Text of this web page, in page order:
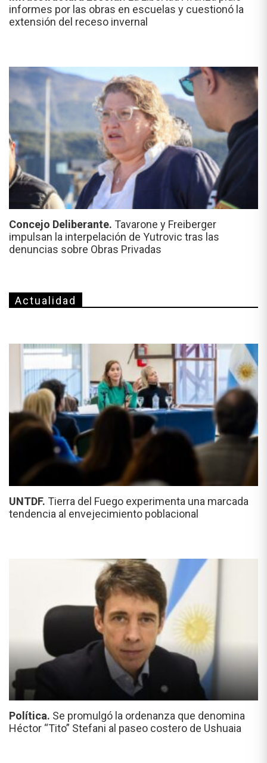
informes por las obras en escuelas y cuestionó la
extensión del receso invernal
Concejo Deliberante. Tavarone y Freiberger
impulsan la interpelación de Yutrovic tras las
denuncias sobre Obras Privadas
Actualidad
UNTDF. Tierra del Fuego experimenta una marcada
tendencia al envejecimiento poblacional
Política. Se promulgó la ordenanza que denomina
Héctor “Tito” Stefani al paseo costero de Ushuaia